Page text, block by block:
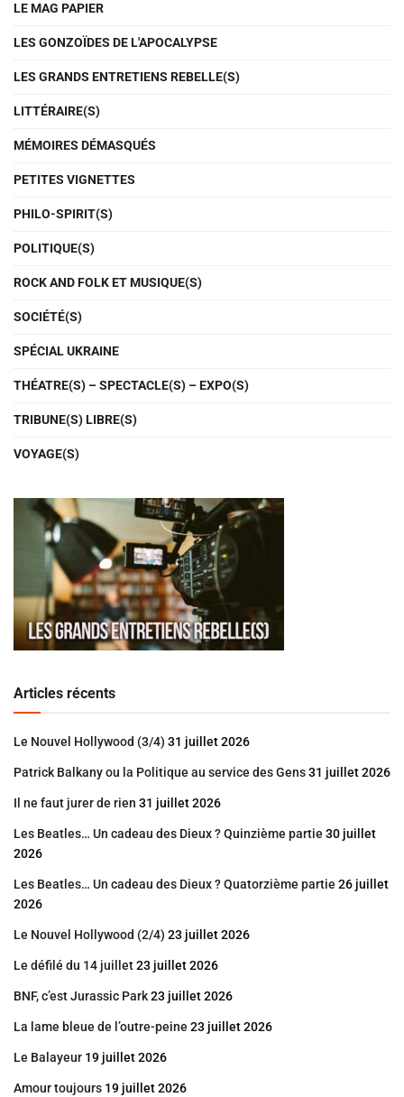
LE MAG PAPIER
LES GONZOÏDES DE L'APOCALYPSE
LES GRANDS ENTRETIENS REBELLE(S)
LITTÉRAIRE(S)
MÉMOIRES DÉMASQUÉS
PETITES VIGNETTES
PHILO-SPIRIT(S)
POLITIQUE(S)
ROCK AND FOLK ET MUSIQUE(S)
SOCIÉTÉ(S)
SPÉCIAL UKRAINE
THÉATRE(S) – SPECTACLE(S) – EXPO(S)
TRIBUNE(S) LIBRE(S)
VOYAGE(S)
Articles récents
Le Nouvel Hollywood (3/4) 31 juillet 2026
Patrick Balkany ou la Politique au service des Gens31 juillet 2026
Il ne faut jurer de rien 31 juillet 2026
Les Beatles… Un cadeau des Dieux ? Quinzième partie 30 juillet
2026
Les Beatles… Un cadeau des Dieux ? Quatorzième partie 26 juillet
2026
Le Nouvel Hollywood (2/4) 23 juillet 2026
Le défilé du 14 juillet23 juillet 2026
BNF, c’est Jurassic Park23 juillet 2026
La lame bleue de l’outre-peine 23 juillet 2026
Le Balayeur 19 juillet 2026
Amour toujours 19 juillet 2026